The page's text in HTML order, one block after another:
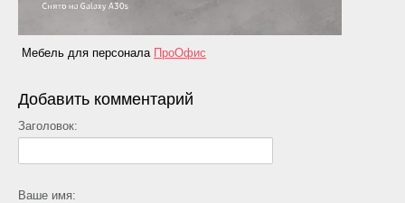
Мебель для персонала ПроОфис
Добавить комментарий
Заголовок:
Ваше имя: